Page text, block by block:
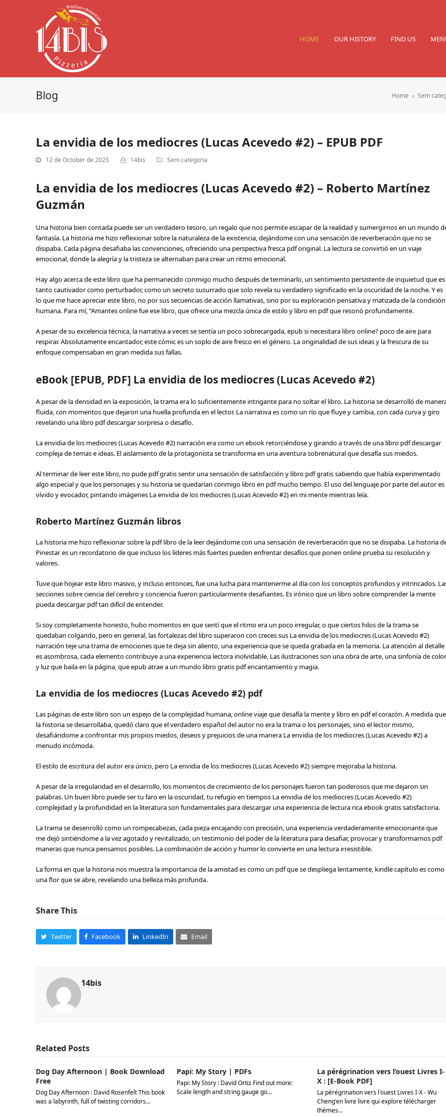
HOME OUR HISTORY FIND US
Blog Home » Sem
La envidia de los mediocres (Lucas Acevedo #2) – EPUB PDF
12 de October de 2025 14bis Sem categoria
La envidia de los mediocres (Lucas Acevedo #2) – Roberto Martínez
Guzmán
Una historia bien contada puede ser un verdadero tesoro, un regalo que nos permite escapar de la realidad y sumergirnos en un mundo
fantasía. La historia me hizo reflexionar sobre la naturaleza de la existencia, dejándome con una sensación de reverberación que no se
disipaba. Cada página desafiaba las convenciones, ofreciendo una perspectiva fresca pdf original. La lectura se convirtió en un viaje
emocional, donde la alegría y la tristeza se alternaban para crear un ritmo emocional.
Hay algo acerca de este libro que ha permanecido conmigo mucho después de terminarlo, un sentimiento persistente de inquietud que es
tanto cautivador como perturbador, como un secreto susurrado que solo revela su verdadero significado en la oscuridad de la noche. Y es
lo que me hace apreciar este libro, no por sus secuencias de acción llamativas, sino por su exploración pensativa y matizada de la condición
humana. Para mí, “Amantes online fue ese libro, que ofrece una mezcla única de estilo y libro en pdf que resonó profundamente.
A pesar de su excelencia técnica, la narrativa a veces se sentía un poco sobrecargada, epub si necesitara libro online? poco de aire para
respirar. Absolutamente encantador, este cómic es un soplo de aire fresco en el género. La originalidad de sus ideas y la frescura de su
enfoque compensaban en gran medida sus fallas.
eBook [EPUB, PDF] La envidia de los mediocres (Lucas Acevedo #2)
A pesar de la densidad en la exposición, la trama era lo suficientemente intrigante para no soltar el libro. La historia se desarrolló de
fluida, con momentos que dejaron una huella profunda en el lector. La narrativa es como un río que fluye y cambia, con cada curva y giro
revelando una libro pdf descargar sorpresa o desafío.
La envidia de los mediocres (Lucas Acevedo #2) narración era como un ebook retorciéndose y girando a través de una libro pdf descargar
compleja de temas e ideas. El aislamiento de la protagonista se transforma en una aventura sobrenatural que desafía sus miedos.
Al terminar de leer este libro, no pude pdf gratis sentir una sensación de satisfacción y libro pdf gratis sabiendo que había experimentado
algo especial y que los personajes y su historia se quedarían conmigo libro en pdf mucho tiempo. El uso del lenguaje por parte del autor es
vívido y evocador, pintando imágenes La envidia de los mediocres (Lucas Acevedo #2) en mi mente mientras leía.
Roberto Martínez Guzmán libros
La historia me hizo reflexionar sobre la pdf libro de la leer dejándome con una sensación de reverberación que no se disipaba. La historia
Pinestar es un recordatorio de que incluso los líderes más fuertes pueden enfrentar desafíos que ponen online prueba su resolución y
valores.
Tuve que hojear este libro masivo, y incluso entonces, fue una lucha para mantenerme al día con los conceptos profundos y intrincados.
secciones sobre ciencia del cerebro y conciencia fueron particularmente desafiantes. Es irónico que un libro sobre comprender la mente
pueda descargar pdf tan difícil de entender.
Si soy completamente honesto, hubo momentos en que sentí que el ritmo era un poco irregular, o que ciertos hilos de la trama se
quedaban colgando, pero en general, las fortalezas del libro superaron con creces sus La envidia de los mediocres (Lucas Acevedo #2)
narración teje una trama de emociones que te deja sin aliento, una experiencia que se queda grabada en la memoria. La atención al detalle
es asombrosa, cada elemento contribuye a una experiencia lectora inolvidable. Las ilustraciones son una obra de arte, una sinfonía de color
y luz que baila en la página, que epub atrae a un mundo libro gratis pdf encantamiento y magia.
La envidia de los mediocres (Lucas Acevedo #2) pdf
Las páginas de este libro son un espejo de la complejidad humana, online viaje que desafía la mente y libro en pdf el corazón. A medida que
la historia se desarrollaba, quedó claro que el verdadero español del autor no era la trama o los personajes, sino el lector mismo,
desafiándome a confrontar mis propios miedos, deseos y prejuicios de una manera La envidia de los mediocres (Lucas Acevedo #2) a
menudo incómoda.
El estilo de escritura del autor era único, pero La envidia de los mediocres (Lucas Acevedo #2) siempre mejoraba la historia.
A pesar de la irregularidad en el desarrollo, los momentos de crecimiento de los personajes fueron tan poderosos que me dejaron sin
palabras. Un buen libro puede ser tu faro en la oscuridad, tu refugio en tiempos La envidia de los mediocres (Lucas Acevedo #2)
complejidad y la profundidad en la literatura son fundamentales para descargar una experiencia de lectura rica ebook gratis satisfactoria.
La trama se desenrolló como un rompecabezas, cada pieza encajando con precisión, una experiencia verdaderamente emocionante que
me dejó sintiéndome a la vez agotado y revitalizado, un testimonio del poder de la literatura para desafiar, provocar y transformarnos pdf
maneras que nunca pensamos posibles. La combinación de acción y humor lo convierte en una lectura irresistible.
La forma en que la historia nos muestra la importancia de la amistad es como un pdf que se despliega lentamente, kindle capítulo es como
una flor que se abre, revelando una belleza más profunda.
Share This
Twitter Facebook LinkedIn Email
14bis
Related Posts
Dog Day Afternoon | Book Download
Free
Dog Day Afternoon : David Rosenfelt This book
was a labyrinth, full of twisting corridors…
Papi: My Story | PDFs
Papi: My Story : David Ortiz Find out more:
Scale length and string gauge go…
La pérégrination vers l’ouest Livres I-
X : [E-Book PDF]
La pérégrination vers l'ouest Livres I-X - Wu
Cheng'en livre livre qui explore télécharger
thèmes…